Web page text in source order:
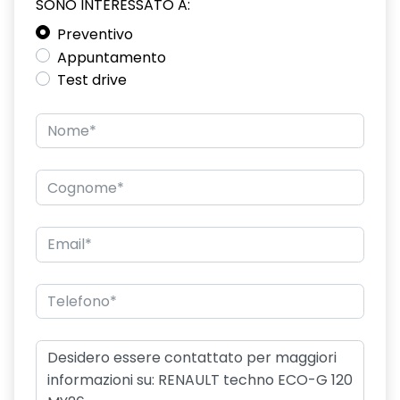
distance warning avviso distanza di sicurezza
doppio fondo bagagliaio
driver display 10''
eCall funzionalità soggetta a copertura di rete;
compatibilità 2G/3G o 4G/5G a seconda del veicolo
mantenimento della corsia
SHAPE
frecce di direzione
freno di stazionamento elettrico con funzione Auto-Hold
SONO INTERESSATO A:
Preventivo
Appuntamento
Test drive